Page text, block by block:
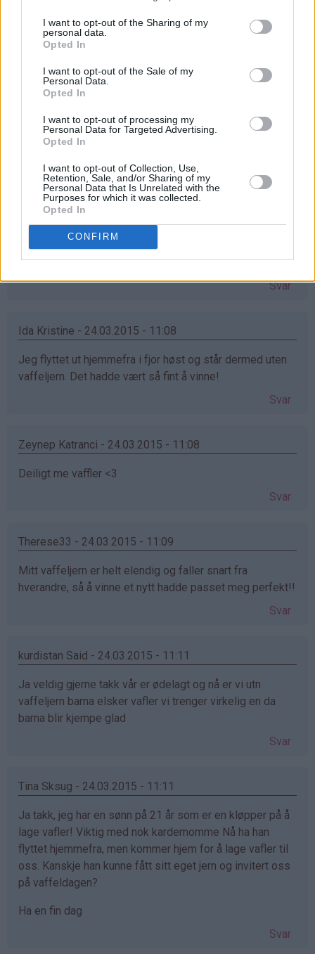
I want to opt-out of the Sharing of my
personal data.
Opted In
I want to opt-out of the Sale of my
Personal Data.
Opted In
I want to opt-out of processing my
Personal Data for Targeted Advertising.
Opted In
I want to opt-out of Collection, Use,
Retention, Sale, and/or Sharing of my
Personal Data that Is Unrelated with the
Purposes for which it was collected.
Opted In
CONFIRM
etter bare en vaffel :( Bettina Kvarmebmk92@live.no
stine-sofie - 24.03.2015 - 11:06
Åh, eg har hatt lyst på vaflar i lang tid no, men har ikkje
hatt vaffeljernet! Dette hadde vore ein perfekt gave til
påska
Monika Dale Berland - 24.03.2015 - 11:08
Har verdens snilleste mamma, som ønsker seg akkurat
dette jernet. Skal gi det til henne om jeg vinner
Svar
Ida Kristine - 24.03.2015 - 11:08
Jeg flyttet ut hjemmefra i fjor høst og står dermed uten
vaffeljern. Det hadde vært så fint å vinne!
Svar
Zeynep Katranci - 24.03.2015 - 11:08
Deiligt me vaffler <3
Svar
Therese33 - 24.03.2015 - 11:09
Mitt vaffeljern er helt elendig og faller snart fra
hverandre, så å vinne et nytt hadde passet meg perfekt!!
Svar
kurdistan Said - 24.03.2015 - 11:11
Ja veldig gjerne takk vår er ødelagt og nå er vi utn
vaffeljern barna elsker vafler vi trenger virkelig en da
barna blir kjempe glad
Svar
Tina Sksug - 24.03.2015 - 11:11
Ja takk, jeg har en sønn på 21 år som er en kløpper på å
lage vafler! Viktig med nok kardemomme Nå ha han
flyttet hjemmefra, men kommer hjem for å lage vafler til
oss. Kanskje han kunne fått sitt eget jern og invitert oss
på vaffeldagen?
Ha en fin dag
Svar